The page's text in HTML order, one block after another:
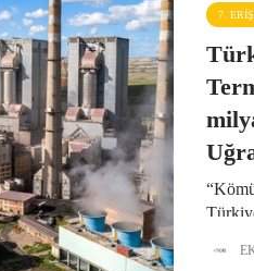
7.